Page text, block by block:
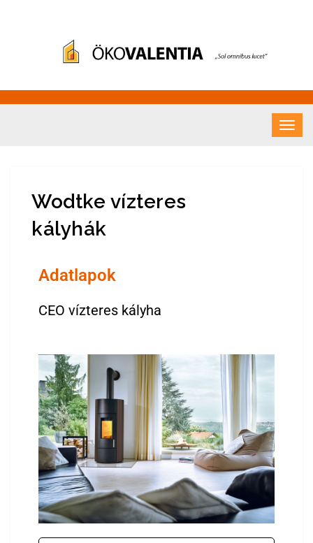
Fatüzelés – Ökovalentia
"Sol omnibus licet"
Wodtke vízteres
kályhák
Adatlapok
CEO vízteres kályha